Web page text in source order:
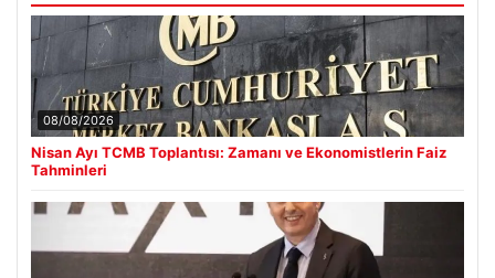
08/08/2026
Nisan Ayı TCMB Toplantısı: Zamanı ve Ekonomistlerin Faiz
Tahminleri